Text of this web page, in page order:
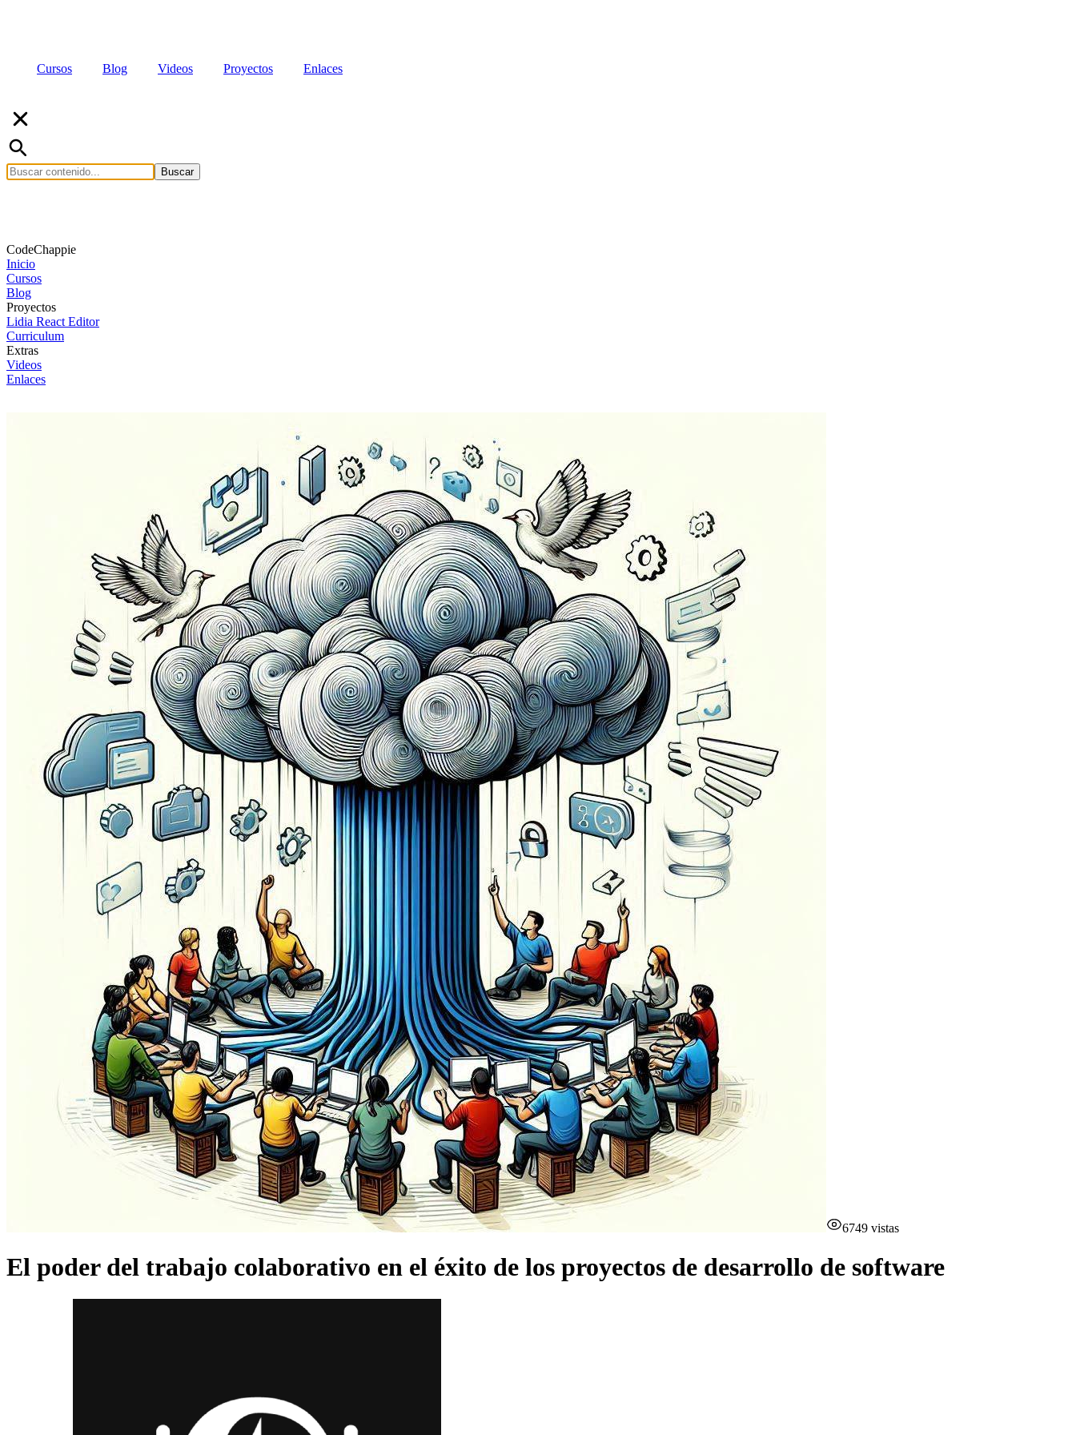
Cursos Blog Videos Proyectos Enlaces
Buscar
CodeChappie
Inicio
Cursos
Blog
Proyectos
Lidia React Editor
Curriculum
Extras
Videos
Enlaces
6749 vistas
El poder del trabajo colaborativo en el éxito de los proyectos de desarrollo de software